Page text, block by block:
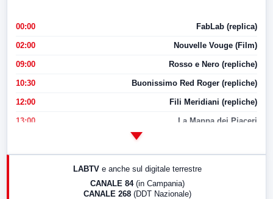
00:00 FabLab (replica)
02:00 Nouvelle Vouge (Film)
09:00 Rosso e Nero (repliche)
10:30 Buonissimo Red Roger (repliche)
12:00 Fili Meridiani (repliche)
13:00 La Mappa dei Piaceri
LABTV e anche sul digitale terrestre
CANALE 84 (in Campania)
CANALE 268 (DDT Nazionale)